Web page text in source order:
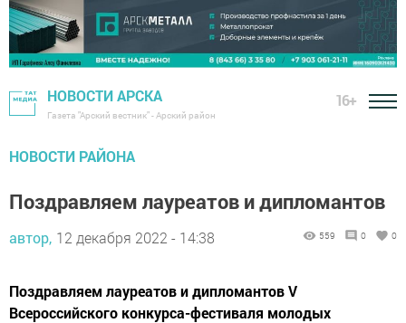
НОВОСТИ АРСКА
Газета "Арский вестник" - Арский район
16+
НОВОСТИ РАЙОНА
Поздравляем лауреатов и дипломантов
автор, 12 декабря 2022 - 14:38 559 0 0
Поздравляем лауреатов и дипломантов V
Всероссийского конкурса-фестиваля молодых